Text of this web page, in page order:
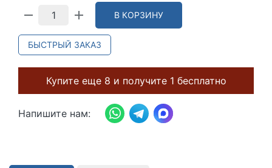
В КОРЗИНУ
БЫСТРЫЙ ЗАКАЗ
Купите еще 8 и получите 1 бесплатно
Напишите нам: